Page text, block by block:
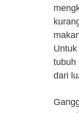
tubuh
dari